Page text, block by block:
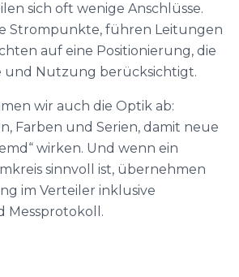
sich oft wenige Anschlüsse.
Strompunkte, führen Leitungen
auf eine Positionierung, die
und Nutzung berücksichtigt.
wir auch die Optik ab:
Farben und Serien, damit neue
wirken. Und wenn ein
sinnvoll ist, übernehmen
im Verteiler inklusive
Messprotokoll.